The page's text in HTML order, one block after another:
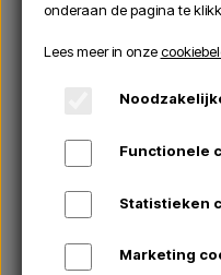
onderaan de pagina te
Lees meer in onze
Functionele
Statistieken
Marketing